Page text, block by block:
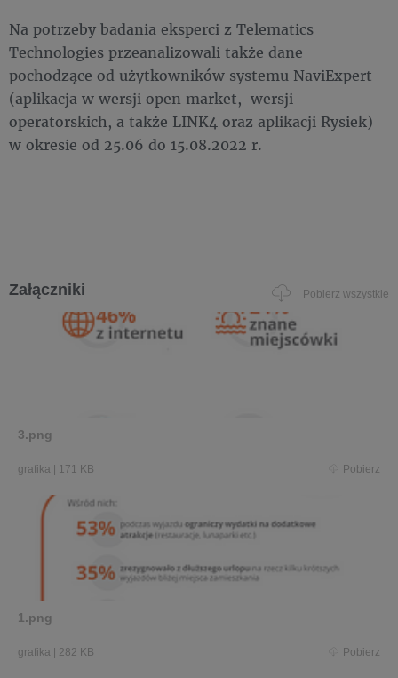
Na potrzeby badania eksperci z Telematics
Technologies przeanalizowali także dane
pochodzące od użytkowników systemu NaviExpert
(aplikacja w wersji open market, wersji
operatorskich, a także LINK4 oraz aplikacji Rysiek)
w okresie od 25.06 do 15.08.2022 r.
Załączniki Pobierz wszystkie
3.png
grafika 171 KB Pobierz
1.png
grafika 282 KB Pobierz